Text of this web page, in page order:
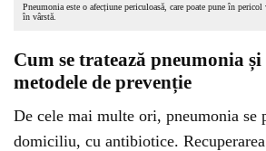
Pneumonia este o afecțiune periculoasă, care poate pune în
în vârstă.
Cum se tratează pneumonia
metodele de prevenție
De cele mai multe ori, pneumonia se
domiciliu, cu antibiotice.